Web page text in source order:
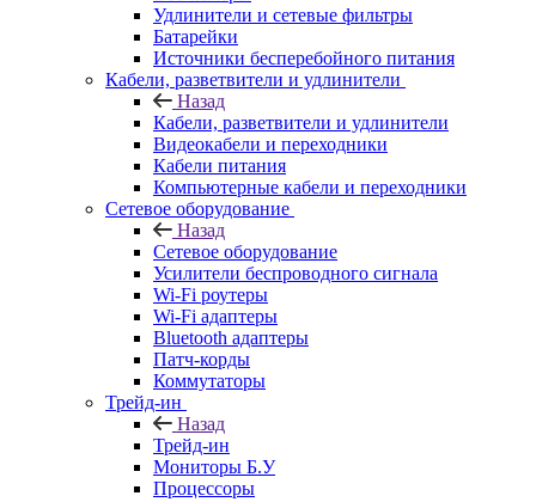
Удлинители и сетевые фильтры
Батарейки
Источники бесперебойного питания
Кабели, разветвители и удлинители
Назад
Кабели, разветвители и удлинители
Видеокабели и переходники
Кабели питания
Компьютерные кабели и переходники
Сетевое оборудование
Назад
Сетевое оборудование
Усилители беспроводного сигнала
Wi-Fi роутеры
Wi-Fi адаптеры
Bluetooth адаптеры
Патч-корды
Коммутаторы
Трейд-ин
Назад
Трейд-ин
Мониторы Б.У
Процессоры